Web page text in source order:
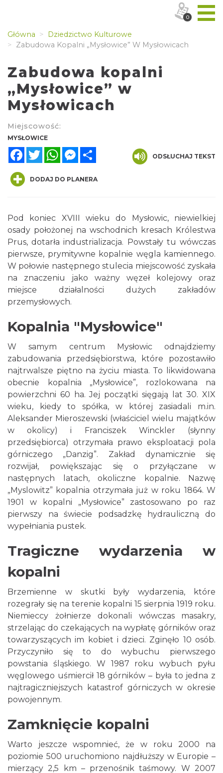
Główna
Dziedzictwo Kulturowe
Zabudowa Kopalni „Mysłowice” W Mysłowicach
Zabudowa kopalni
„Mysłowice” w
Mysłowicach
Miejscowość:
MYSŁOWICE
FacebookTwitterWhatsAppMessenger
ODSŁUCHAJ TEKST
DODAJ DO PLANERA
Pod koniec XVIII wieku do Mysłowic, niewielkiej
osady położonej na wschodnich kresach Królestwa
Prus, dotarła industrializacja. Powstały tu wówczas
pierwsze, prymitywne kopalnie węgla kamiennego.
W połowie następnego stulecia miejscowość zyskała
na znaczeniu jako ważny węzeł kolejowy oraz
miejsce działalności dużych zakładów
przemysłowych.
Kopalnia "Mysłowice"
W samym centrum Mysłowic odnajdziemy
zabudowania przedsiębiorstwa, które pozostawiło
najtrwalsze piętno na życiu miasta. To likwidowana
obecnie kopalnia „Mysłowice”, rozlokowana na
powierzchni 60 ha. Jej początki sięgają lat 30. XIX
wieku, kiedy to spółka, w której zasiadali m.in.
Aleksander Mieroszewski (właściciel wielu majątków
w okolicy) i Franciszek Winckler (słynny
przedsiębiorca) otrzymała prawo eksploatacji pola
górniczego „Danzig”. Zakład dynamicznie się
rozwijał, powiększając się o przyłączane w
następnych latach, okoliczne kopalnie. Nazwę
„Myslowitz” kopalnia otrzymała już w roku 1864. W
1901 w kopalni „Mysłowice” zastosowano po raz
pierwszy na świecie podsadzkę hydrauliczną do
wypełniania pustek.
Tragiczne wydarzenia w
kopalni
Brzemienne w skutki były wydarzenia, które
rozegrały się na terenie kopalni 15 sierpnia 1919 roku.
Niemieccy żołnierze dokonali wówczas masakry,
strzelając do czekających na wypłatę górników oraz
towarzyszących im kobiet i dzieci. Zginęło 10 osób.
Przyczyniło się to do wybuchu pierwszego
powstania śląskiego. W 1987 roku wybuch pyłu
węglowego uśmiercił 18 górników – była to jedna z
najtragiczniejszych katastrof górniczych w okresie
powojennym.
Zamknięcie kopalni
Warto jeszcze wspomnieć, że w roku 2000 na
poziomie 500 uruchomiono najdłuższy w Europie –
mierzący 2,5 km – przenośnik taśmowy. W 2007
0